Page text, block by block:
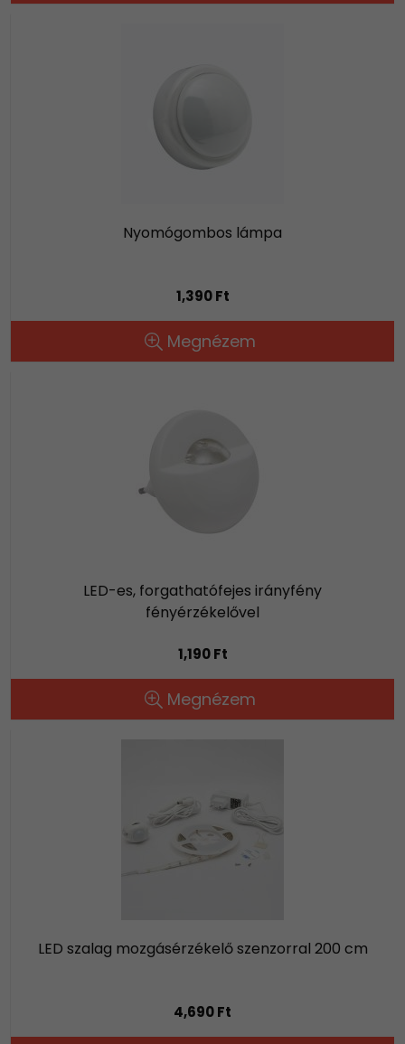
Nyomógombos lámpa
1,390 Ft
Megnézem
LED-es, forgathatófejes irányfény
fényérzékelővel
1,190 Ft
Megnézem
LED szalag mozgásérzékelő szenzorral 200 cm
4,690 Ft